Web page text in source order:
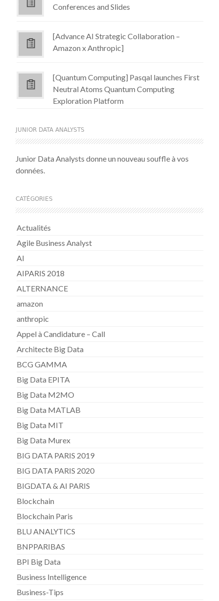
Conferences and Slides
[Advance AI Strategic Collaboration –
Amazon x Anthropic]
[Quantum Computing] Pasqal launches First
Neutral Atoms Quantum Computing
Exploration Platform
JUNIOR DATA ANALYSTS
Junior Data Analysts donne un nouveau souffle à vos
données.
CATÉGORIES
Actualités
Agile Business Analyst
AI
AIPARIS 2018
ALTERNANCE
amazon
anthropic
Appel à Candidature – Call
Architecte Big Data
BCG GAMMA
Big Data EPITA
Big Data M2MO
Big Data MATLAB
Big Data MIT
Big Data Murex
BIG DATA PARIS 2019
BIG DATA PARIS 2020
BIGDATA & AI PARIS
Blockchain
Blockchain Paris
BLU ANALYTICS
BNPPARIBAS
BPI Big Data
Business Intelligence
Business-Tips